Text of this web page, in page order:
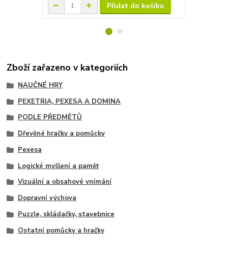
Přidat do košíku
Zboží zařazeno v kategoriích
NAUČNÉ HRY
PEXETRIA, PEXESA A DOMINA
PODLE PŘEDMĚTŮ
Dřevěné hračky a pomůcky
Pexesa
Logické myšlení a paměť
Vizuální a obsahové vnímání
Dopravní výchova
Puzzle, skládačky, stavebnice
Ostatní pomůcky a hračky